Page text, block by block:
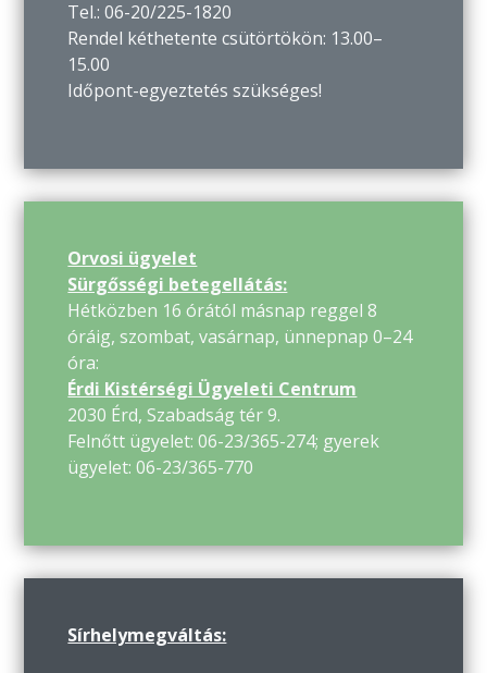
Tel.: 06-20/225-1820
Rendel kéthetente csütörtökön: 13.00–
15.00
Időpont-egyeztetés szükséges!
Orvosi ügyelet
Sürgősségi betegellátás:
Hétközben 16 órától másnap reggel 8
óráig, szombat, vasárnap, ünnepnap 0–24
óra:
Érdi Kistérségi Ügyeleti Centrum
2030 Érd, Szabadság tér 9.
Felnőtt ügyelet: 06-23/365-274; gyerek
ügyelet: 06-23/365-770
Sírhelymegváltás: